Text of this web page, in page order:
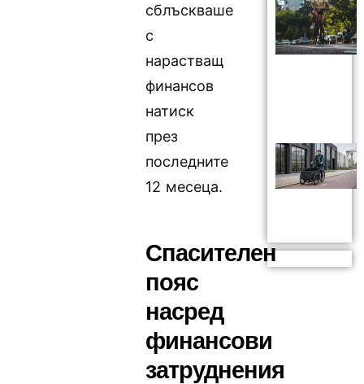
сблъскваше
с
нарастващ
финансов
натиск
през
последните
12 месеца.
Спасителен
пояс
насред
финансови
затруднения